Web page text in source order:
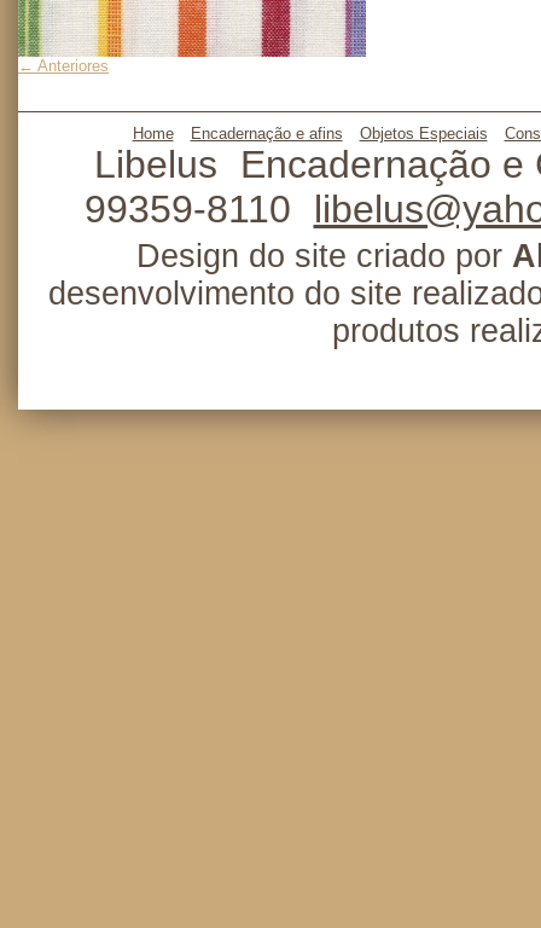
← Anteriores
Home Encadernação e afins Objetos Especiais
Libelus
Encadernação e
99359-8110
Design do site criado por
desenvolvimento do site
produtos